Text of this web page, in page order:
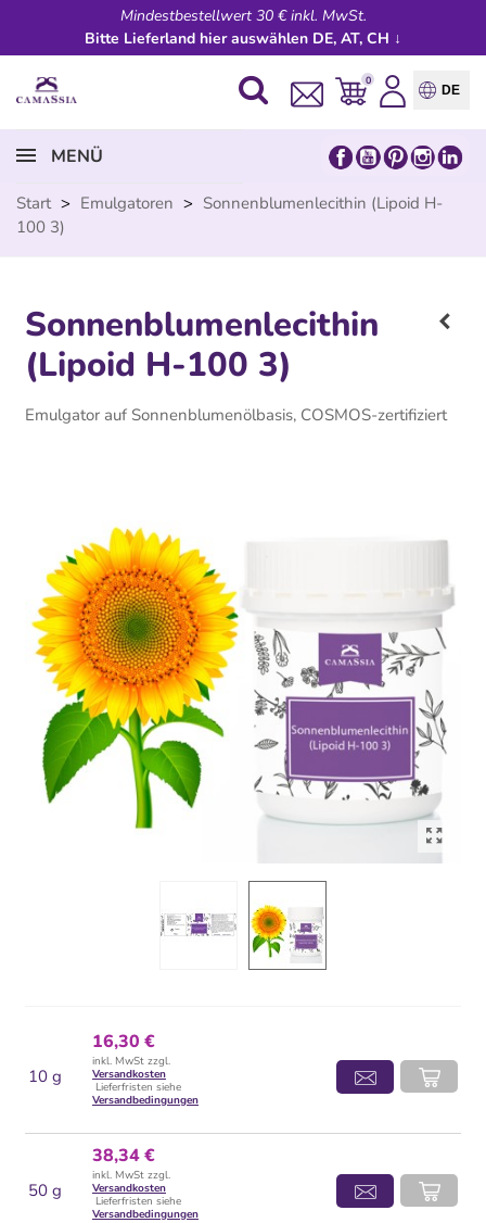
Mindestbestellwert 30 € inkl. MwSt.
Bitte Lieferland hier auswählen DE, AT, CH ↓
0
DE
MENÜ
Start > Emulgatoren > Sonnenblumenlecithin (Lipoid H-
100 3)
Sonnenblumenlecithin
(Lipoid H-100 3)
Emulgator auf Sonnenblumenölbasis, COSMOS-zertifiziert
10 g
16,30 €
inkl. MwSt zzgl.
Versandkosten
Lieferfristen siehe
Versandbedingungen
50 g
38,34 €
inkl. MwSt zzgl.
Versandkosten
Lieferfristen siehe
Versandbedingungen